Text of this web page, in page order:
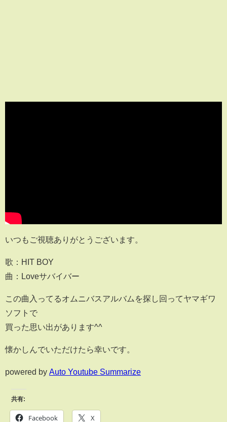
いつもご視聴ありがとうございます。
歌：HIT BOY
曲：Loveサバイバー
この曲入ってるオムニバスアルバムを探し回ってヤマギワ
ソフトで
買った思い出があります^^
懐かしんでいただけたら幸いです。
powered by Auto Youtube Summarize
共有:
Facebook X